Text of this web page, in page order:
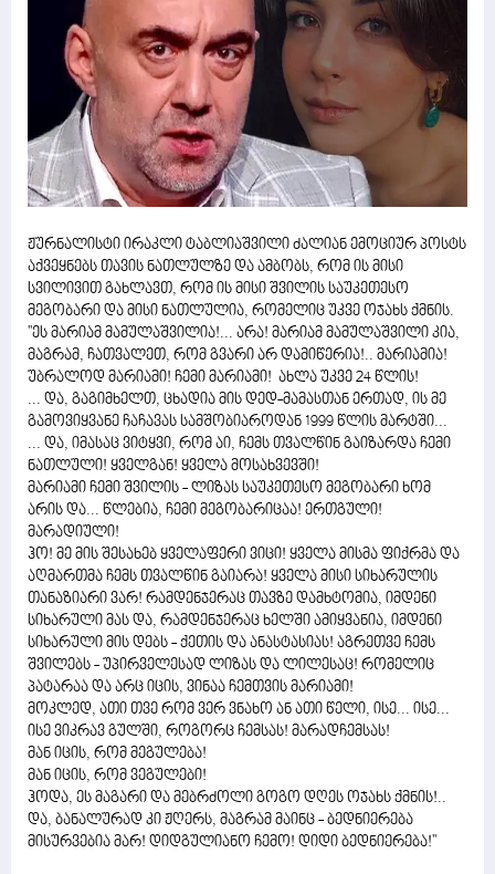
ჟურნალისტი ირაკლი ტაბლიაშვილი ძალიან ემოციურ პოსტს
აქვეყნებს თავის ნათლულზე და ამბობს, რომ ის მისი
სვილივით გახლავთ, რომ ის მისი შვილის საუკეთესო
მეგობარი და მისი ნათლულია, რომელიც უკვე ოჯახს ქმნის.
''ეს მარიამ მამულაშვილია!... არა! მარიამ მამულაშვილი კია,
მაგრამ, ჩათვალეთ, რომ გვარი არ დამიწერია!.. მარიამია!
უბრალოდ მარიამი! ჩემი მარიამი! ახლა უკვე 24 წლის!
... და, გაგიმხელთ, ცხადია მის დედ-მამასთან ერთად, ის მე
გამოვიყვანე ჩაჩავას სამშობიაროდან 1999 წლის მარტში...
... და, იმასაც ვიტყვი, რომ აი, ჩემს თვალწინ გაიზარდა ჩემი
ნათლული! ყველგან! ყველა მოსახვევში!
მარიამი ჩემი შვილის - ლიზას საუკეთესო მეგობარი ხომ
არის და... წლებია, ჩემი მეგობარიცაა! ერთგული!
მარადიული!
ჰო! მე მის შესახებ ყველაფერი ვიცი! ყველა მისმა ფიქრმა და
აღმართმა ჩემს თვალწინ გაიარა! ყველა მისი სიხარულის
თანაზიარი ვარ! რამდენჯერაც თავზე დამხტომია, იმდენი
სიხარული მას და, რამდენჯერაც ხელში ამიყვანია, იმდენი
სიხარული მის დებს - ქეთის და ანასტასიას! აგრეთვე ჩემს
შვილებს - უპირველესად ლიზას და ლილესაც! რომელიც
პატარაა და არც იცის, ვინაა ჩემთვის მარიამი!
მოკლედ, ათი თვე რომ ვერ ვნახო ან ათი წელი, ისე... ისე...
ისე ვიკრავ გულში, როგორც ჩემსას! მარადჩემსას!
მან იცის, რომ მეგულება!
მან იცის, რომ ვეგულები!
ჰოდა, ეს მაგარი და მებრძოლი გოგო დღეს ოჯახს ქმნის!..
და, ბანალურად კი ჟღერს, მაგრამ მაინც - ბედნიერება
მისურვებია მარ! დიდგულიანო ჩემო! დიდი ბედნიერება!''